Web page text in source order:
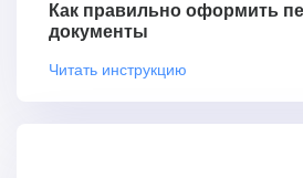
Как правильно оформить
документы
Читать инструкцию